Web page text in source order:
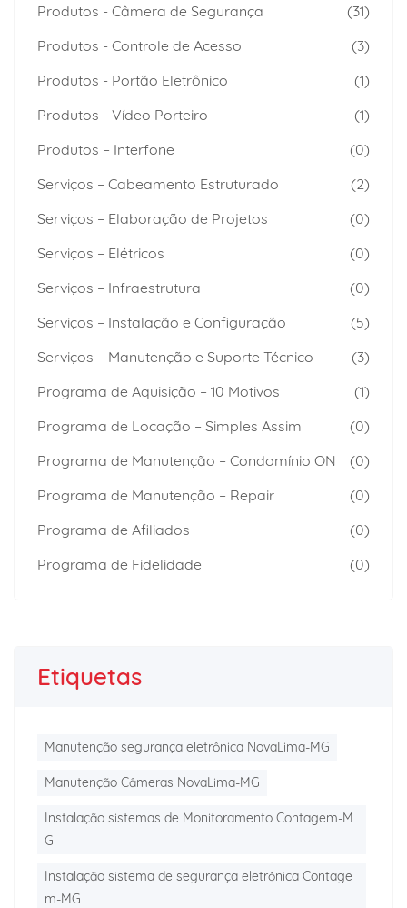
Produtos - Câmera de Segurança
(31)
Produtos - Controle de Acesso
(3)
Produtos - Portão Eletrônico
(1)
Produtos - Vídeo Porteiro
(1)
Produtos – Interfone
(0)
Serviços – Cabeamento Estruturado
(2)
Serviços – Elaboração de Projetos
(0)
Serviços – Elétricos
(0)
Serviços – Infraestrutura
(0)
Serviços – Instalação e Configuração
(5)
Serviços – Manutenção e Suporte Técnico
(3)
Programa de Aquisição – 10 Motivos
(1)
Programa de Locação – Simples Assim
(0)
Programa de Manutenção – Condomínio ON
(0)
Programa de Manutenção – Repair
(0)
Programa de Afiliados
(0)
Programa de Fidelidade
(0)
Etiquetas
Manutenção segurança eletrônica NovaLima-MG
Manutenção Câmeras NovaLima-MG
Instalação sistemas de Monitoramento Contagem-M
G
Instalação sistema de segurança eletrônica Contage
m-MG